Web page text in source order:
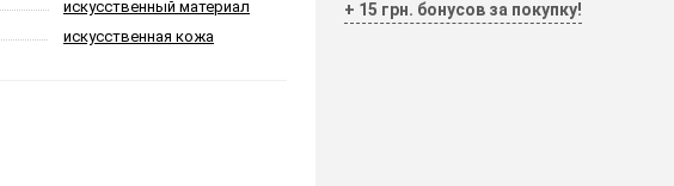
искусственный материал
искусственная кожа
+ 15 грн. бонусов за покупку!